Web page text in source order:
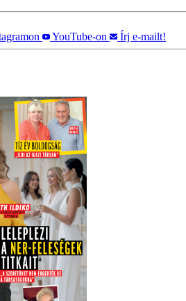
YouTube-on Írj e-mailt!